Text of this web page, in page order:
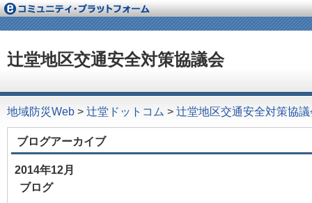
辻堂地区交通安全対策協議会
地域防災Web > 辻堂ドットコム > 辻堂地区交通安全対策協議
ブログアーカイブ
2014年12月
ブログ